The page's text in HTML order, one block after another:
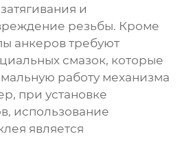
и
резьбы. Кроме
анкеров требуют
смазок, которые
работу механизма
при установке
использование
является